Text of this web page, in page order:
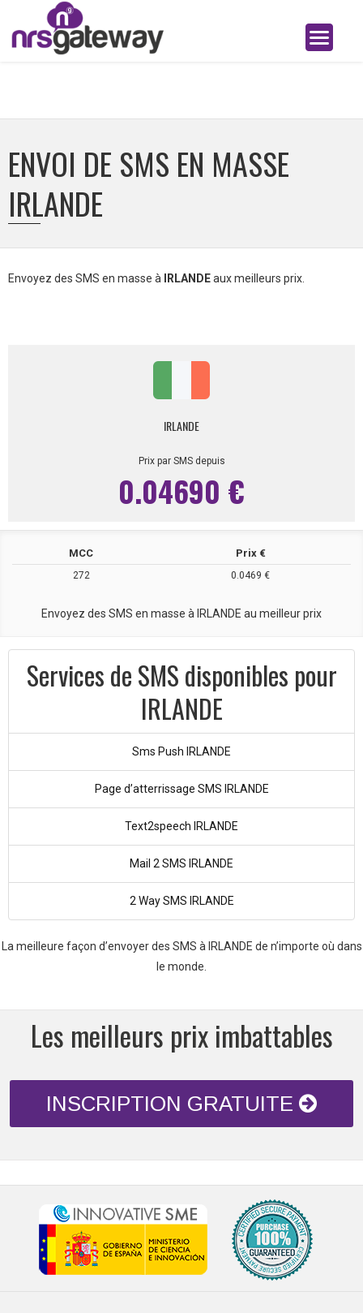
ENVOI DE SMS EN MASSE
IRLANDE
Envoyez des SMS en masse à IRLANDEaux meilleurs prix.
IRLANDE
Prix par SMS depuis
0.04690 €
MCC Prix €
272 0.0469 €
Envoyez des SMS en masse à IRLANDE au meilleur prix
Services de SMS disponibles pour
IRLANDE
Sms Push IRLANDE
Page d’atterrissage SMS IRLANDE
Text2speech IRLANDE
Mail 2 SMS IRLANDE
2 Way SMS IRLANDE
La meilleure façon d’envoyer des SMS à IRLANDE de n’importe où dans
le monde.
Les meilleurs prix imbattables
INSCRIPTION GRATUITE